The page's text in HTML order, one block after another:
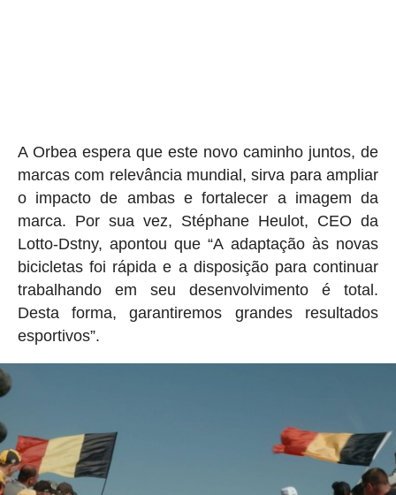
A Orbea espera que este novo caminho juntos, de
marcas com relevância mundial, sirva para ampliar
o impacto de ambas e fortalecer a imagem da
marca. Por sua vez, Stéphane Heulot, CEO da
Lotto-Dstny, apontou que “A adaptação às novas
bicicletas foi rápida e a disposição para continuar
trabalhando em seu desenvolvimento é total.
Desta forma, garantiremos grandes resultados
esportivos”.